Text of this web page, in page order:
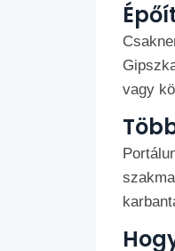
vagy